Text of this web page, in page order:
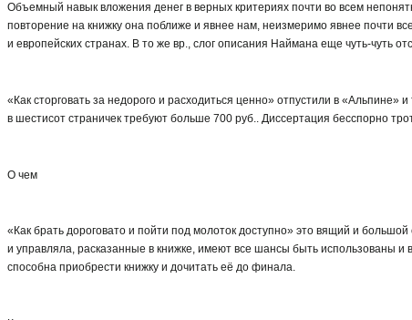
Объемный навык вложения денег в верных критериях почти во всем
повторение на книжку она поближе и явнее нам, неизмеримо явнее почти
и европейских странах. В то же вр., слог описания Наймана еще чуть-чуть
«Как сторговать за недорого и расходиться ценно» отпустили в
в шестисот страничек требуют больше 700 руб.. Диссертация бесспорно
О чем
«Как брать дороговато и пойти под молоток доступно» это вящий и большой
и управляла, расказанные в книжке, имеют все шансы быть использованы и
способна приобрести книжку и дочитать её до финала.